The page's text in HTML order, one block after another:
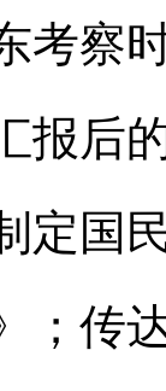
考察
报后
定国
；传